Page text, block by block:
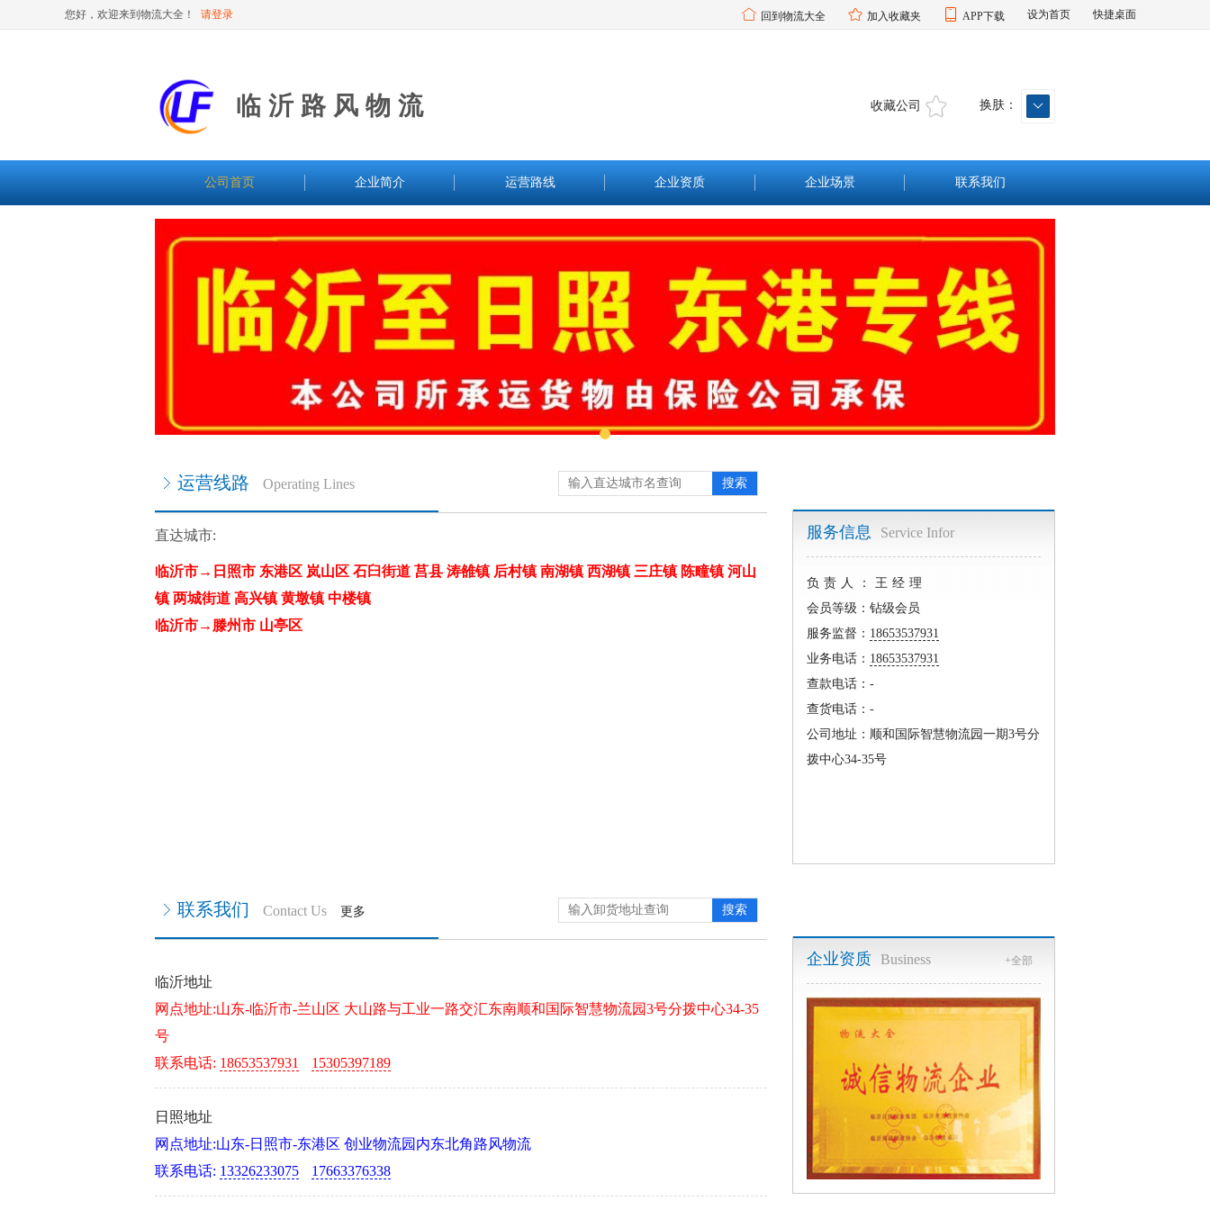
您好，欢迎来到物流大全！ 请登录 回到物流大全 加入收藏夹 APP下载 设为首页 快捷桌面
临沂路风物流 换肤：
收藏公司
公司首页 企业简介 运营路线 企业资质 企业场景 联系我们
运营线路 Operating Lines 搜索
直达城市:
临沂市→日照市 东港区 岚山区 石臼街道 莒县 涛雒镇 后村镇 南湖镇 西湖镇 三庄镇 陈疃镇 河山
镇 两城街道 高兴镇 黄墩镇 中楼镇
临沂市→滕州市 山亭区
服务信息 Service Infor
负责人：王经理
会员等级：钻级会员
服务监督： 18653537931
业务电话： 18653537931
查款电话：-
查货电话：-
公司地址：顺和国际智慧物流园一期3号分
拨中心34-35号
联系我们 Contact Us 更多 搜索
临沂地址
网点地址:山东-临沂市-兰山区 大山路与工业一路交汇东南顺和国际智慧物流园3号分拨中心34-35
号
联系电话: 18653537931 15305397189
日照地址
网点地址:山东-日照市-东港区 创业物流园内东北角路风物流
联系电话: 13326233075 17663376338
企业资质 Business +全部